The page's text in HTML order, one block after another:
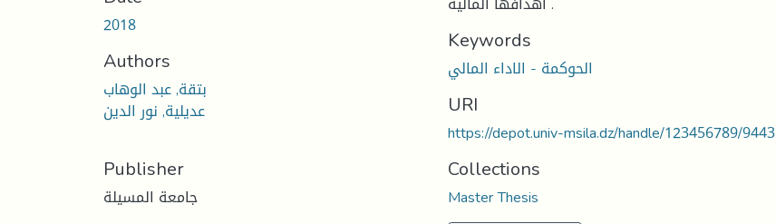
2018
Authors
بتقة, عبد الوهاب
عديلية, نور الدين
Publisher
جامعة المسيلة
Keywords
الحوكمة - الاداء المالي
URI
https://depot.univ-msila.dz/handle/123456789/9443
Collections
Master Thesis